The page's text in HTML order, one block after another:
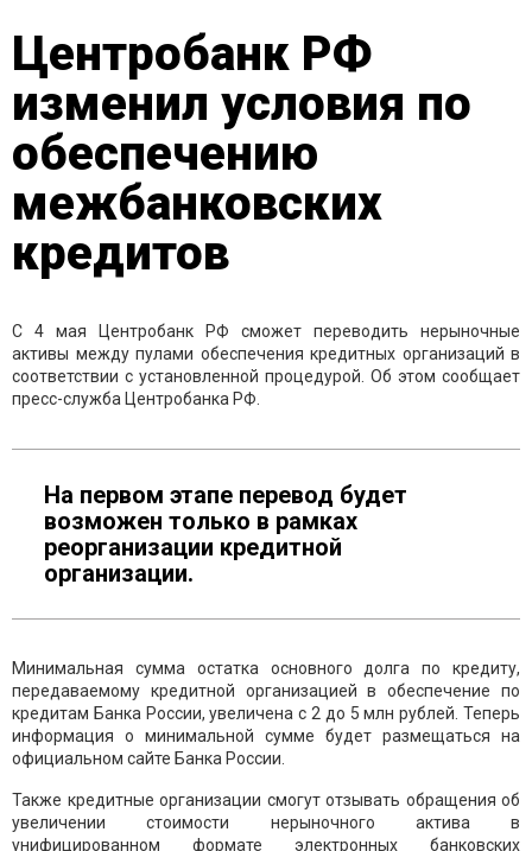
Центробанк РФ
изменил условия по
обеспечению
межбанковских
кредитов
С 4 мая Центробанк РФ сможет переводить нерыночные
активы между пулами обеспечения кредитных организаций в
соответствии с установленной процедурой. Об этом сообщает
пресс-служба Центробанка РФ.
На первом этапе перевод будет
возможен только в рамках
реорганизации кредитной
организации.
Минимальная сумма остатка основного долга по кредиту,
передаваемому кредитной организацией в обеспечение по
кредитам Банка России, увеличена с 2 до 5 млн рублей. Теперь
информация о минимальной сумме будет размещаться на
официальном сайте Банка России.
Также кредитные организации смогут отзывать обращения об
увеличении стоимости нерыночного актива в
унифицированном формате электронных банковских